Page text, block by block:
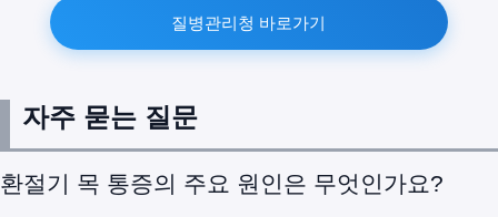
질병관리청 바로가기
자주 묻는 질문
환절기 목 통증의 주요 원인은 무엇인가요?